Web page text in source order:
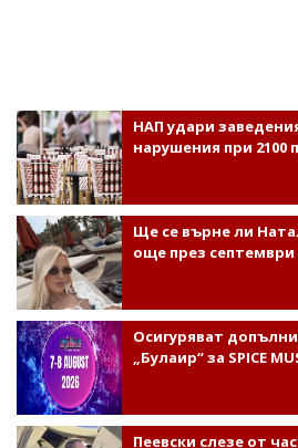
НАП удари
нарушения при 2100
Ще се върне ли
още през септември
Осигуряват
„Булаир“ за SPICE
Пеевски слезе от